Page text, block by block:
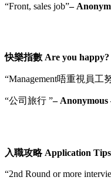
“Front, sales job”–
快樂指數 Are you happy?
“Management唔重視員工
“公司旅行 ”– Anonymous
入職攻略 Application Tips
“2nd Round or more